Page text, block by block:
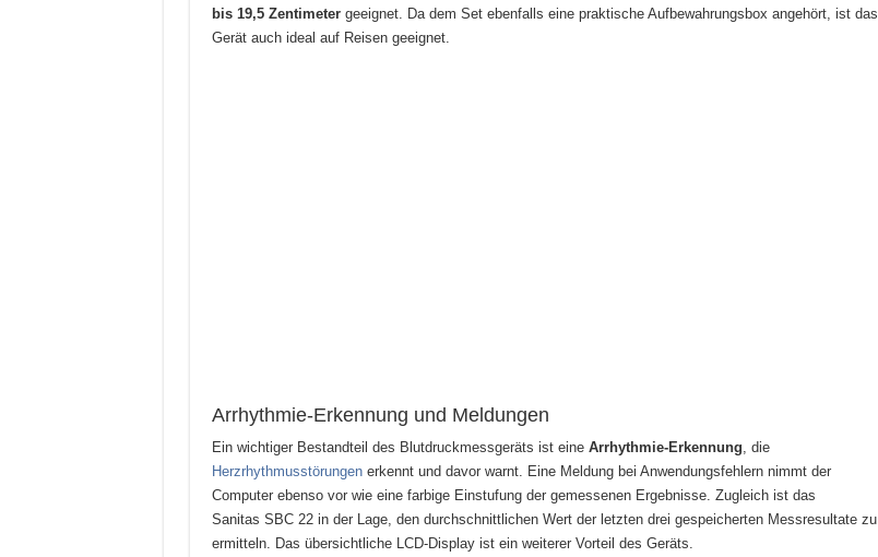
bis 19,5 Zentimetergeeignet. Da dem Set ebenfalls eine praktische Aufbewahrungsbox angehört, ist das
Gerät auch ideal auf Reisen geeignet.
Arrhythmie-Erkennung und Meldungen
Ein wichtiger Bestandteil des Blutdruckmessgeräts ist eine Arrhythmie-Erkennung, die
Herzrhythmusstörungenerkennt und davor warnt. Eine Meldung bei Anwendungsfehlern nimmt der
Computer ebenso vor wie eine farbige Einstufung der gemessenen Ergebnisse. Zugleich ist das
Sanitas SBC 22 in der Lage, den durchschnittlichen Wert der letzten drei gespeicherten Messresultate zu
ermitteln. Das übersichtliche LCD-Display ist ein weiterer Vorteil des Geräts.